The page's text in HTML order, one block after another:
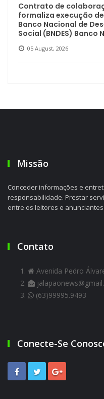
Contrato de
formaliza execução
Banco Nacional de
Social (BNDES) Banco
05 August, 2026
Missão
Conceder informações e
responsabilidade. Prestar
entre os leitores e anunciantes.
Contato
Avenida Pedro
(63)99995.9493
Conecte-Se